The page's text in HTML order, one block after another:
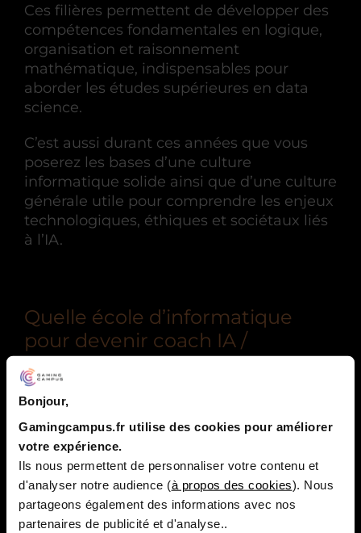
Bonjour,
Gamingcampus.fr utilise des cookies pour améliorer
votre expérience.
Ils nous permettent de personnaliser votre contenu et
d'analyser notre audience (à propos des cookies). Nous
partageons également des informations avec nos
partenaires de publicité et d'analyse..
Ces filières permettent de développer des
compétences fondamentales en logique,
organisation et raisonnement
mathématique, indispensables pour
aborder les études supérieures en data
science.
C’est aussi durant ces années que vous
poserez les bases d’une culture
informatique solide ainsi que d’une culture
générale utile pour comprendre les enjeux
technologiques, éthiques et sociétaux liés
à l’IA.
Quelle école d’informatique
pour devenir coach IA /
entraîneur d’IA ?
L’école Gaming Campus forme à la
pratique du développement informatique
et donne toutes les clés pour évoluer dans
la filière IA.